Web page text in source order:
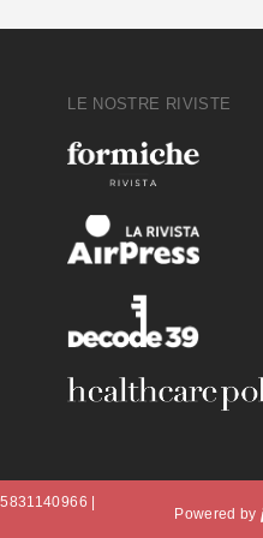
LE NOSTRE RIVISTE
|
Powered by